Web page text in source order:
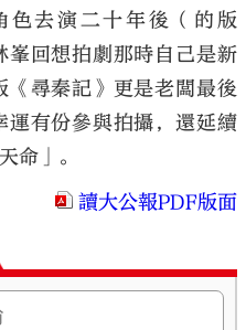
色去演二十年後（的版
峯回想拍劇那時自己是新
《尋秦記》更是老闆最後
運有份參與拍攝，還延續
命」。
讀大公報PDF版面